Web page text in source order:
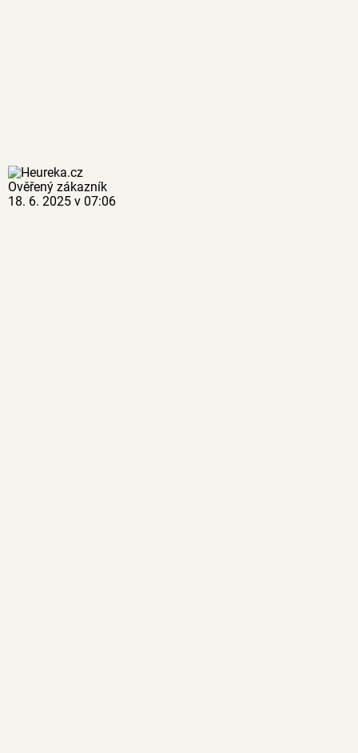
Ověřený zákazník
18. 6. 2025 v 07:06